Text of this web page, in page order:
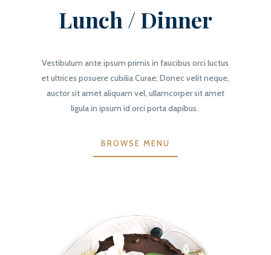
Lunch / Dinner
Vestibulum ante ipsum primis in faucibus orci luctus
et ultrices posuere cubilia Curae; Donec velit neque,
auctor sit amet aliquam vel, ullamcorper sit amet
ligula in ipsum id orci porta dapibus.
BROWSE MENU